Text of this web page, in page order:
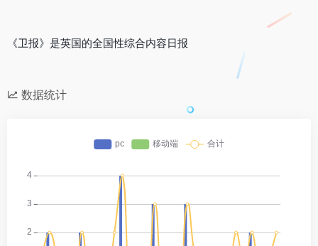
《卫报》是英国的全国性综合内容日报
数据统计